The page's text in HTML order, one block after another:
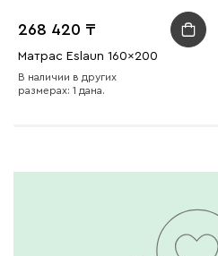
268 420
Матрас Eslaun 160x200
В наличии в других
размерах: 1 дана.